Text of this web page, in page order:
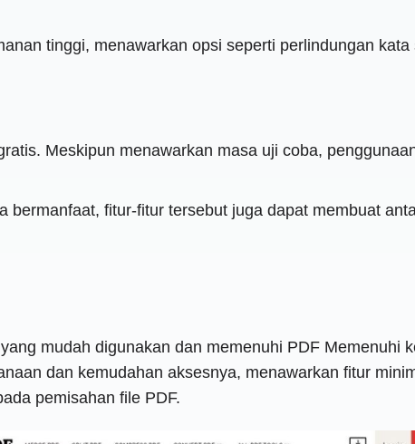
tinggi, menawarkan opsi seperti perlindungan
Meskipun menawarkan masa uji coba,
bermanfaat, fitur-fitur tersebut juga dapat membuat
mudah digunakan dan memenuhi PDF Memenuhi
dan kemudahan aksesnya, menawarkan fitur
pemisahan file PDF.